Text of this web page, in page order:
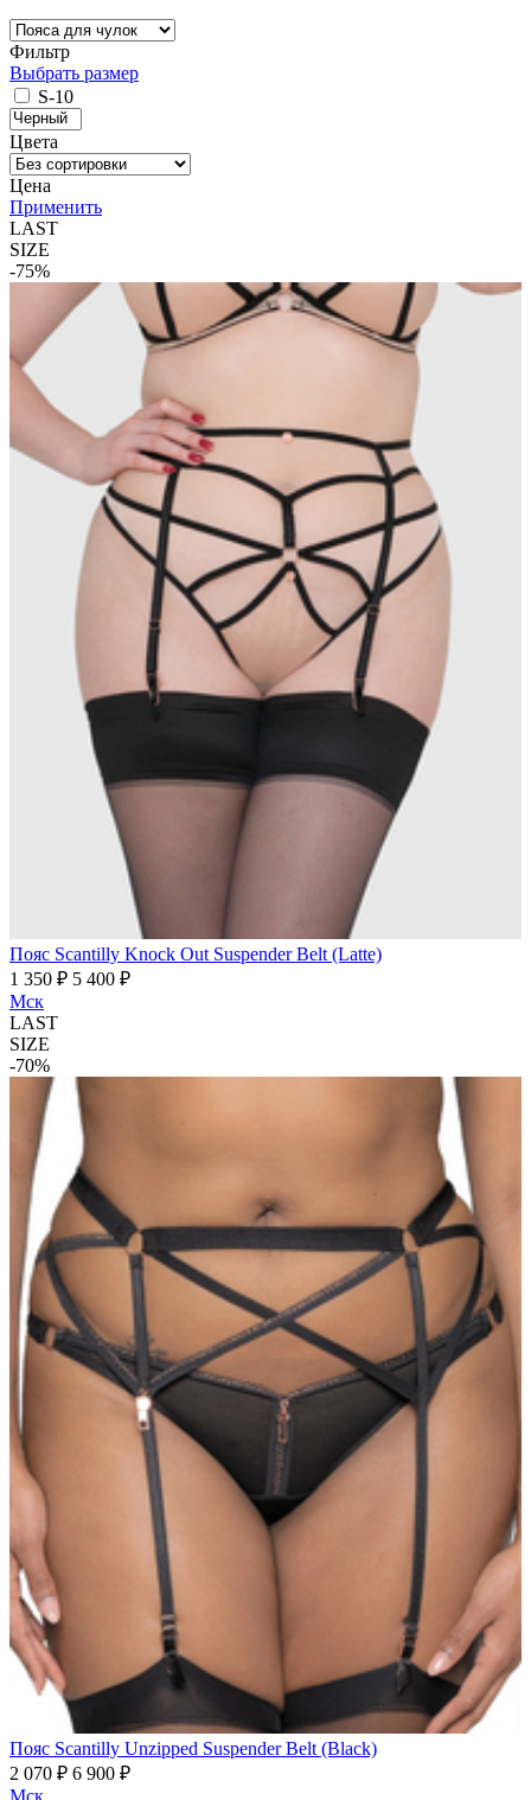
Фильтр
Выбрать размер
S-10
Цвета
Цена
Применить
LAST
SIZE
-75%
Пояс Scantilly Knock Out Suspender Belt (Latte)
1 350 ₽ 5 400 ₽
Мск
LAST
SIZE
-70%
Пояс Scantilly Unzipped Suspender Belt (Black)
2 070 ₽ 6 900 ₽
Мск